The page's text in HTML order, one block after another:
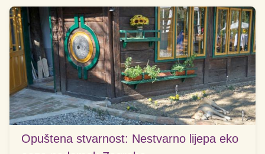
Opuštena stvarnost: Nestvarno lijepa eko